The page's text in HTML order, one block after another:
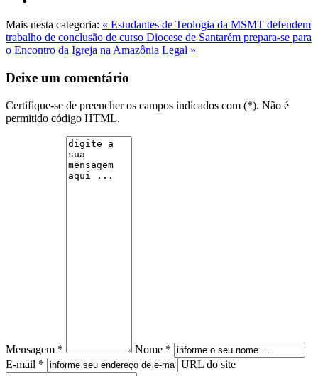
Mais nesta categoria: « Estudantes de Teologia da MSMT defendem
trabalho de conclusão de curso Diocese de Santarém prepara-se para
o Encontro da Igreja na Amazônia Legal »
Deixe um comentário
Certifique-se de preencher os campos indicados com (*). Não é
permitido código HTML.
Mensagem *
Nome *
E-mail *
URL do site